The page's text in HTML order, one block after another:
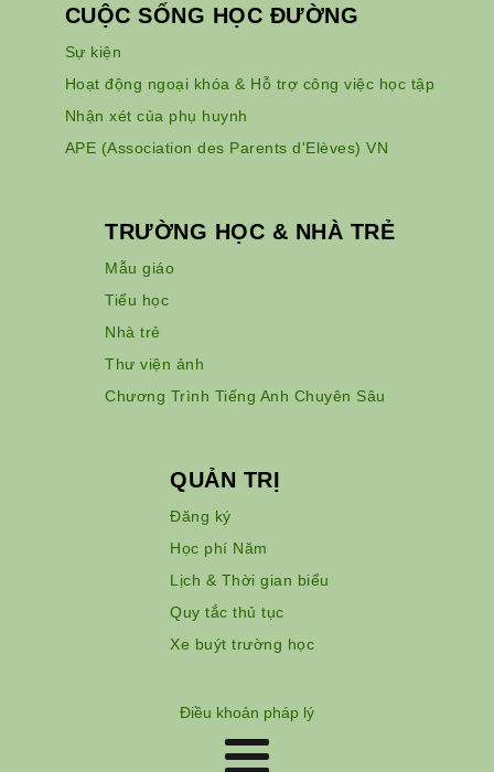
CUỘC SỐNG HỌC ĐƯỜNG
Sự kiện
Hoạt động ngoại khóa & Hỗ trợ công việc học tập
Nhận xét của phụ huynh
APE (Association des Parents d'Elèves) VN
TRƯỜNG HỌC & NHÀ TRẺ
Mẫu giáo
Tiểu học
Nhà trẻ
Thư viện ảnh
Chương Trình Tiếng Anh Chuyên Sâu
QUẢN TRỊ
Đăng ký
Học phí Năm
Lịch & Thời gian biểu
Quy tắc thủ tục
Xe buýt trường học
Điều khoản pháp lý